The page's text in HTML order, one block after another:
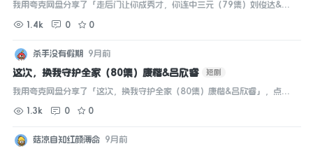
我用夸克网盘分享了「走后门让你成秀才，你连中三元（79集）刘俊达&李
畅享原画5倍速，支持电视投屏。...
1.4k 0 0
杀手没有假期 9月前
这次，换我守护全家（80集）康楷&吕欣睿 短剧
我用夸克网盘分享了「这次，换我守护全家（80集）康楷&吕欣睿」，点击
速，支持电视投屏。...
1.3k 0 0
菇凉自知红颜薄命 9月前